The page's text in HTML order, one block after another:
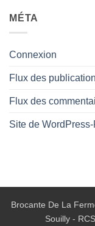
MÉTA
Connexion
Flux des
Flux des
Site de WordPress-
Brocante De La
Souilly -